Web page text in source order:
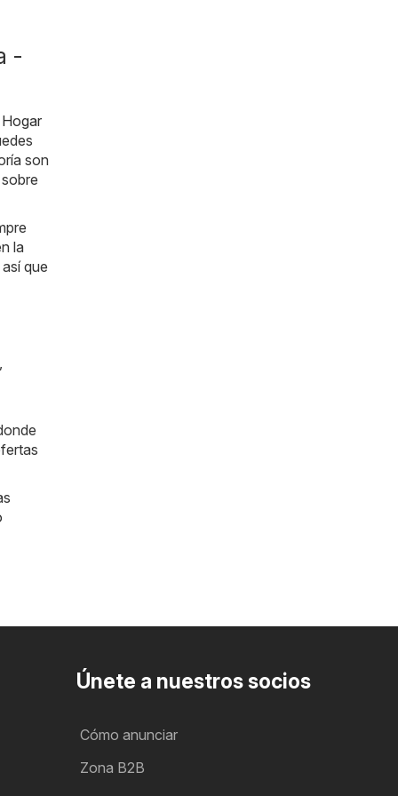
-
Hogar
son
la
que
Únete a nuestros socios
Cómo anunciar
Zona B2B